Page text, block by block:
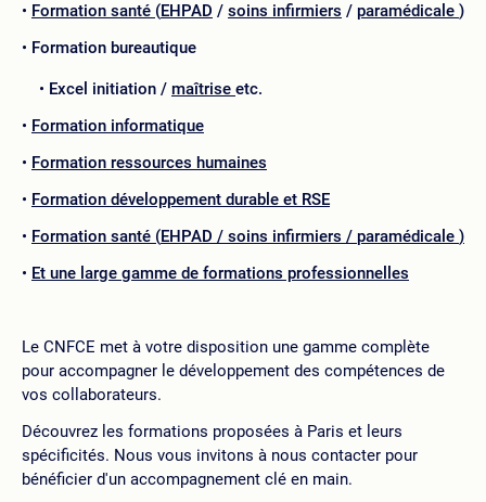
Formation santé (EHPAD / soins infirmiers / paramédicale )
Formation bureautique
Excel initiation / maîtrise etc.
Formation informatique
Formation ressources humaines
Formation développement durable et RSE
Formation santé (EHPAD / soins infirmiers / paramédicale )
Et une large gamme de formations professionnelles
Le CNFCE met à votre disposition une gamme complète
pour accompagner le développement des compétences de
vos collaborateurs.
Découvrez les formations proposées à Paris et leurs
spécificités. Nous vous invitons à nous contacter pour
bénéficier d'un accompagnement clé en main.